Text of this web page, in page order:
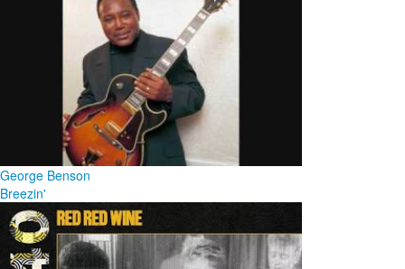
George Benson
Breezin'